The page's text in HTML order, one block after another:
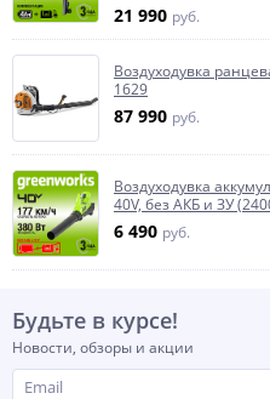
21 990 руб.
Воздуходувка
1629
87 990 руб.
Воздуходувка
40V, без АКБ и ЗУ
6 490 руб.
Будьте в курсе!
Новости, обзоры и акции